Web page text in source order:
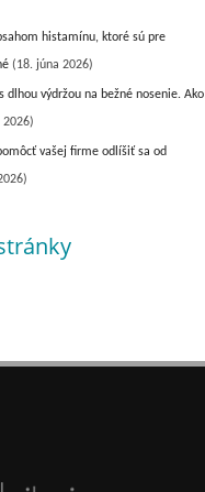
histamínu, ktoré sú pre
(18. júna 2026)
dlhou výdržou na bežné nosenie. Ako
2026)
vašej firme odlíšiť sa od